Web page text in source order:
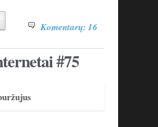
Komentarų: 16
#75